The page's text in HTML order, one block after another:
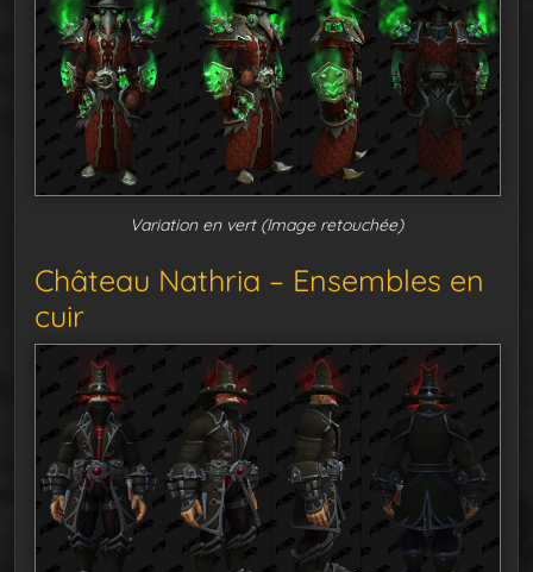
Variation en vert (Image retouchée)
Château Nathria – Ensembles en
cuir